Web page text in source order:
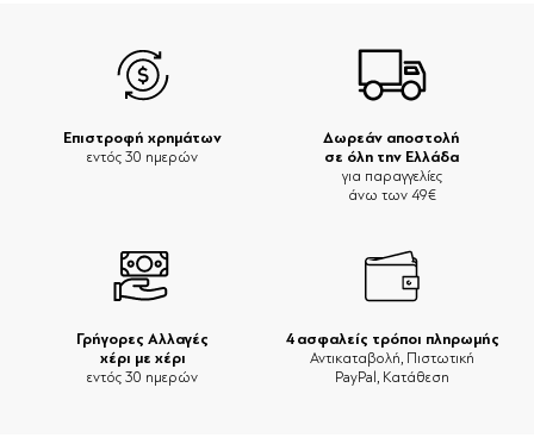
Δωρεάν αποστολή
σε όλη την Ελλάδα
για παραγγελίες
άνω των 49€
Επιστροφή χρημάτων
εντός 30 ημερών
Γρήγορες Αλλαγές
χέρι με χέρι
εντός 30 ημερών
4 ασφαλείς τρόποι πληρωμής
Αντικαταβολή, Πιστωτική
PayPal, Κατάθεση